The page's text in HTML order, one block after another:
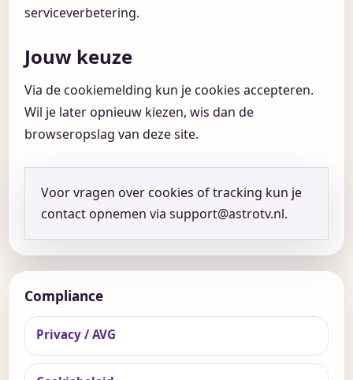
serviceverbetering.
Jouw keuze
Via de cookiemelding kun je cookies accepteren.
Wil je later opnieuw kiezen, wis dan de
browseropslag van deze site.
Voor vragen over cookies of tracking kun je
contact opnemen via support@astrotv.nl.
Compliance
Privacy / AVG